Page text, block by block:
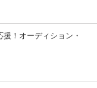
！オーディション・